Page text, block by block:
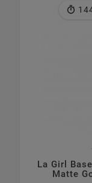
La Girl
Matte